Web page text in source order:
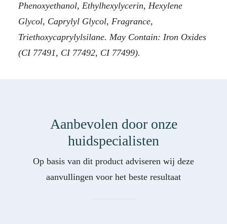
Phenoxyethanol, Ethylhexylycerin, Hexylene
Glycol, Caprylyl Glycol, Fragrance,
Triethoxycaprylylsilane. May Contain: Iron Oxides
(CI 77491, CI 77492, CI 77499).
Aanbevolen door onze
huidspecialisten
Op basis van dit product adviseren wij deze
aanvullingen voor het beste resultaat